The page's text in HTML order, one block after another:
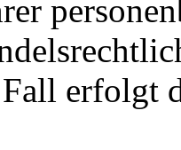
erfolgt